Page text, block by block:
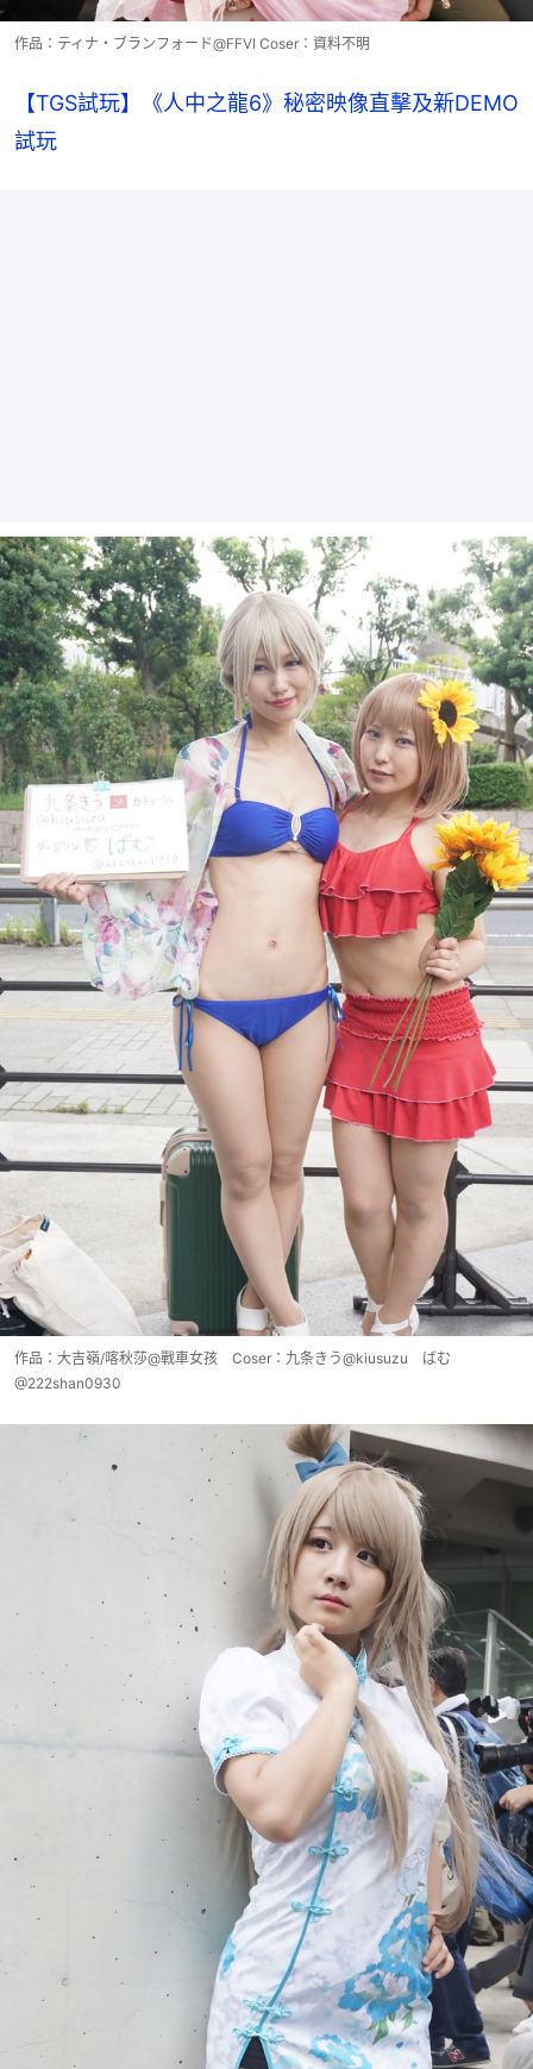
作品：ティナ・ブランフォード@FFVI Coser：資料不明
【TGS試玩】《人中之龍6》秘密映像直擊及新DEMO
試玩
作品：大吉嶺/喀秋莎@戰車女孩 Coser：九条きう@kiusuzu ばむ
@222shan0930